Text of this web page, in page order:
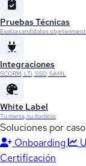
Pruebas Técnicas
Evalúa candidatos
Integraciones
SCORM, LTI, SSO, SAML
White Label
Tu marca, tu dominio
Soluciones por
Onboarding
Certificación